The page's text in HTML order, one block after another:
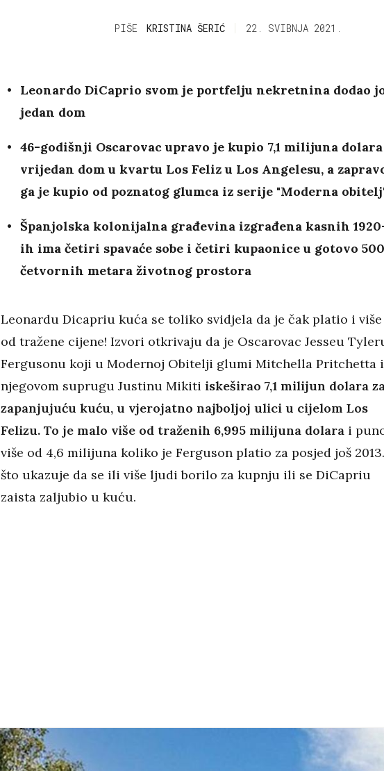
PIŠE KRISTINA ŠERIĆ 22. SVIBNJA 2021.
Leonardo DiCaprio svom je portfelju nekretnina dodao
jedan dom
46-godišnji Oscarovac upravo je kupio 7,1 milijuna dolara
vrijedan dom u kvartu Los Feliz u Los Angelesu, a
ga je kupio od poznatog glumca iz serije "Moderna
Španjolska kolonijalna građevina izgrađena kasnih
ih ima četiri spavaće sobe i četiri kupaonice u gotovo
četvornih metara životnog prostora
Leonardu Dicapriu kuća se toliko svidjela da je čak platio i više
od tražene cijene! Izvori otkrivaju da je Oscarovac Jesseu
Fergusonu koji u Modernoj Obitelji glumi Mitchella Pritchetta i
njegovom suprugu Justinu Mikiti iskeširao 7,1 milijun dolara
zapanjujuću kuću, u vjerojatno najboljoj ulici u cijelom Los
Felizu. To je malo više od traženih 6,995 milijuna dolarai
više od 4,6 milijuna koliko je Ferguson platio za posjed još
što ukazuje da se ili više ljudi borilo za kupnju ili se DiCapriu
zaista zaljubio u kuću.